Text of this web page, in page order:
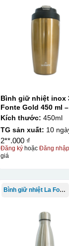
Bình giữ nhiệt inox
Fonte Gold 450 ml –
012331
Kích thước: 450ml
TG sản xuất: 10
2**.000 ₫
Đăng ký hoặcĐăng nhập
giá
Bình giữ nhiệt La Fonte